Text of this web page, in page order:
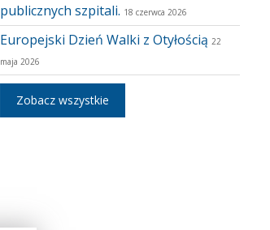
publicznych szpitali. 18 czerwca 2026
Europejski Dzień Walki z Otyłością 22
maja 2026
Zobacz wszystkie